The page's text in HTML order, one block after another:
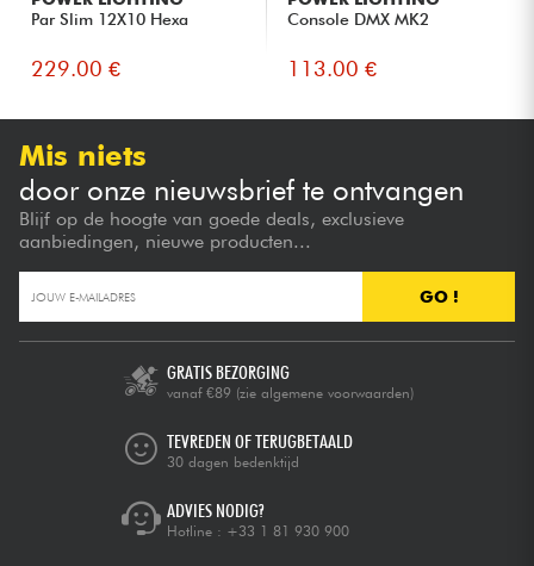
Par Slim 12X10 Hexa
229.00 €
Console DMX MK2
113.00 €
Mis niets
door onze nieuwsbrief te ontvangen
Blijf op de hoogte van goede deals, exclusieve
aanbiedingen, nieuwe producten...
GO !
GRATIS BEZORGING
vanaf €89 (zie algemene voorwaarden)
TEVREDEN OF TERUGBETAALD
30 dagen bedenktijd
ADVIES NODIG?
Hotline : +33 1 81 930 900